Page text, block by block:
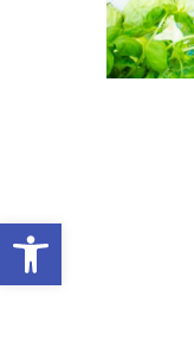
Apri la barra degli strumenti